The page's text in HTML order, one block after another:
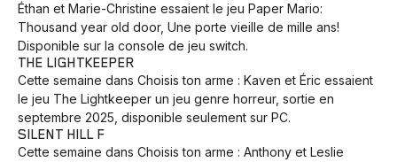
Éthan et Marie-Christine essaient le jeu Paper Mario:
Thousand year old door, Une porte vieille de mille ans!
Disponible sur la console de jeu switch.
THE LIGHTKEEPER
Cette semaine dans Choisis ton arme : Kaven et Éric essaient
le jeu The Lightkeeper un jeu genre horreur, sortie en
septembre 2025, disponible seulement sur PC.
SILENT HILL F
Cette semaine dans Choisis ton arme : Anthony et Leslie